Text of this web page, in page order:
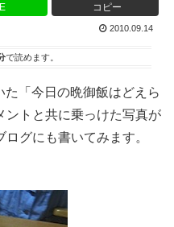
コピー
2010.09.14
で読めます。
「今日の晩御飯はどえら
ントと共に乗っけた写真が
グにも書いてみます。